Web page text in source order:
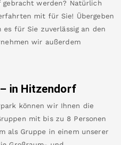
gebracht werden? Natürlich
mit für Sie! Übergeben
für Sie zuverlässig an den
wir außerdem
in Hitzendorf
können wir Ihnen die
mit bis zu 8 Personen
als Gruppe in einem unserer